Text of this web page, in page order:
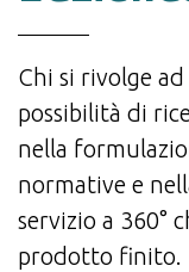
Chi si rivolge ad
possibilità di
nella
normative e
servizio a 360°
prodotto finito.